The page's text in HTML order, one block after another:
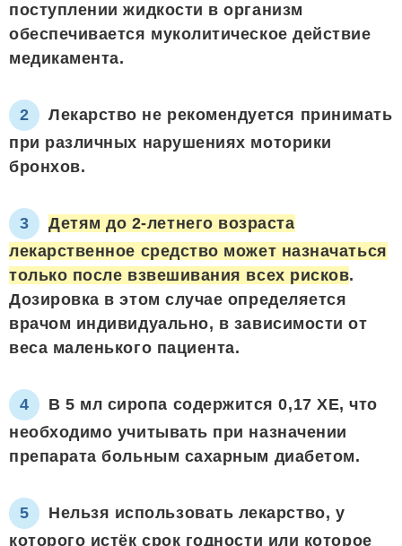
поступлении жидкости в организм
обеспечивается муколитическое действие
медикамента.
Лекарство не рекомендуется принимать
при различных нарушениях моторики
бронхов.
Детям до 2-летнего возраста
лекарственное средство может назначаться
только после взвешивания всех рисков.
Дозировка в этом случае определяется
врачом индивидуально, в зависимости от
веса маленького пациента.
В 5 мл сиропа содержится 0,17 ХЕ, что
необходимо учитывать при назначении
препарата больным сахарным диабетом.
Нельзя использовать лекарство, у
которого истёк срок годности или которое